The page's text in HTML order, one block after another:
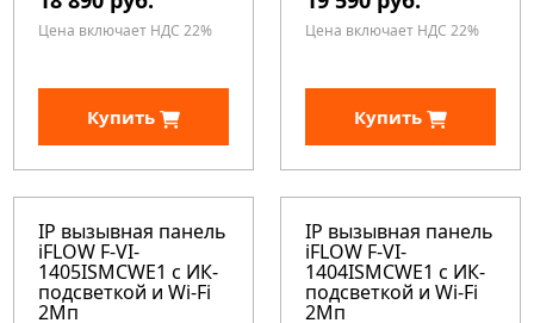
Цена включает НДС 22%
Купить
Цена включает НДС 22%
Купить
IP вызывная панель
iFLOW F-VI-
1405ISMCWE1 с ИК-
подсветкой и Wi-Fi
2Мп
IP вызывная панель
iFLOW F-VI-
1404ISMCWE1 с ИК-
подсветкой и Wi-Fi
2Мп